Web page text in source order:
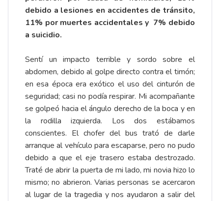
debido a lesiones en accidentes de tránsito,
11% por muertes accidentales y 7% debido
a suicidio.
Sentí un impacto terrible y sordo sobre el
abdomen, debido al golpe directo contra el timón;
en esa época era exótico el uso del cinturón de
seguridad; casi no podía respirar. Mi acompañante
se golpeó hacia el ángulo derecho de la boca y en
la rodilla izquierda. Los dos estábamos
conscientes. El chofer del bus trató de darle
arranque al vehículo para escaparse, pero no pudo
debido a que el eje trasero estaba destrozado.
Traté de abrir la puerta de mi lado, mi novia hizo lo
mismo; no abrieron. Varias personas se acercaron
al lugar de la tragedia y nos ayudaron a salir del